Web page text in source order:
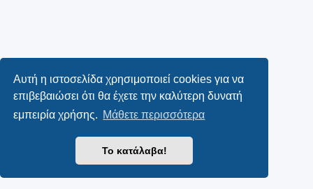
Αυτή η ιστοσελίδα χρησιμοποιεί cookies για να
επιβεβαιώσει ότι θα έχετε την καλύτερη δυνατή
εμπειρία χρήσης. Μάθετε περισσότερα
Το κατάλαβα!